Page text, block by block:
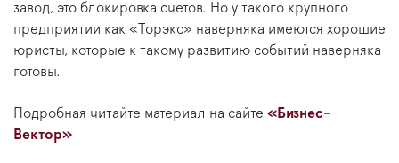
завод, это блокировка счетов. Но у такого крупного
предприятии как «Торэкс» наверняка имеются хорошие
юристы, которые к такому развитию событий наверняка
готовы.
Подробная читайте материал на сайте «Бизнес-
Вектор»